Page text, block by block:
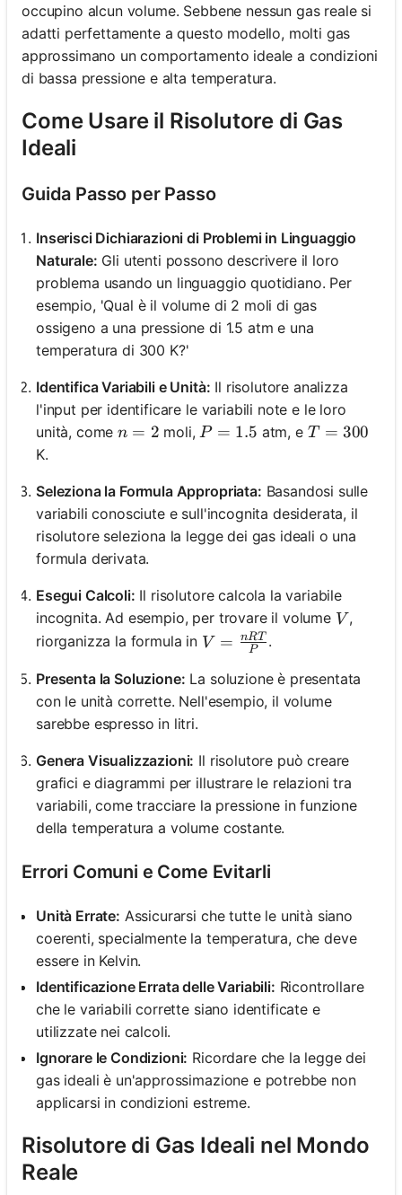
occupino alcun volume. Sebbene nessun gas reale si
adatti perfettamente a questo modello, molti gas
approssimano un comportamento ideale a condizioni
di bassa pressione e alta temperatura.
Come Usare il Risolutore di Gas
Ideali
Guida Passo per Passo
Inserisci Dichiarazioni di Problemi in Linguaggio
Naturale: Gli utenti possono descrivere il loro
problema usando un linguaggio quotidiano. Per
esempio, 'Qual è il volume di 2 moli di gas
ossigeno a una pressione di 1.5 atm e una
temperatura di 300 K?'
Identifica Variabili e Unità: Il risolutore analizza
l'input per identificare le variabili note e le loro
unità, comen = 2
n = 2 moli, P = 1.5
P = 1.5 atm, e T = 300
T = 300
K.
Seleziona la Formula Appropriata: Basandosi sulle
variabili conosciute e sull'incognita desiderata, il
risolutore seleziona la legge dei gas ideali o una
formula derivata.
Esegui Calcoli: Il risolutore calcola la variabile
incognita. Ad esempio, per trovare il volume V
V ,
riorganizza la formula in V = \frac{nRT}{P}
V = P
nRT .
Presenta la Soluzione: La soluzione è presentata
con le unità corrette. Nell'esempio, il volume
sarebbe espresso in litri.
Genera Visualizzazioni: Il risolutore può creare
grafici e diagrammi per illustrare le relazioni tra
variabili, come tracciare la pressione in funzione
della temperatura a volume costante.
Errori Comuni e Come Evitarli
Unità Errate: Assicurarsi che tutte le unità siano
coerenti, specialmente la temperatura, che deve
essere in Kelvin.
Identificazione Errata delle Variabili: Ricontrollare
che le variabili corrette siano identificate e
utilizzate nei calcoli.
Ignorare le Condizioni: Ricordare che la legge dei
gas ideali è un'approssimazione e potrebbe non
applicarsi in condizioni estreme.
Risolutore di Gas Ideali nel Mondo
Reale